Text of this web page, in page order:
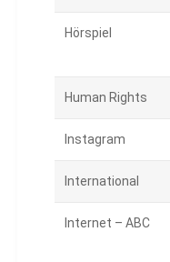
Hörspiel
Human Rights
Instagram
International
Internet – ABC